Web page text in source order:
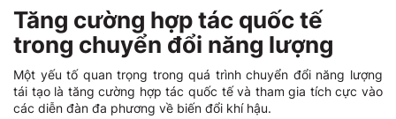
Tăng cường hợp tác quốc tế
trong chuyển đổi năng lượng
Một yếu tố quan trọng trong quá trình chuyển đổi năng lượng
tái tạo là tăng cường hợp tác quốc tế và tham gia tích cực vào
các diễn đàn đa phương về biến đổi khí hậu.